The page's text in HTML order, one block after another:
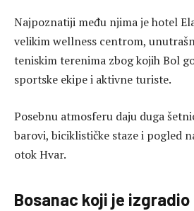
Najpoznatiji među njima je hotel
velikim wellness centrom,
teniskim terenima zbog kojih Bol
sportske ekipe i aktivne turiste.
Posebnu atmosferu daju duga
barovi, biciklističke staze i pogled
otok Hvar.
Bosanac koji je